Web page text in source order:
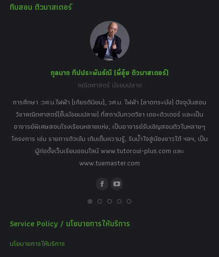
opensopensopensopens
window
ทีมสอน ติวมาสเตอร์
กุลนาถ ทีปประพันธ์ณี (พี่อุ๋ย ติวมาสเตอร์)
คณิตศาสตร์ มัธยมปลาย
การศึกษา :วศ.บ.ไฟฟ้า (เกียรตินิยม), วศ.ม. ไฟฟ้า (ลาดกระบัง) ปัจจุบันสอน
วิชาคณิตศาสตร์(ชั้นมัธยมปลาย) ที่สถาบันกวดวิชา เดอะติวเตอร์ และเป็น
อาจารย์พิเศษสอนโรงเรียนหลายแห่ง, เป็นอาจารย์รับเชิญสอนติวในหลายๆ
โครงการ เช่น รายการติวเข้ม เติมเต็มความรู้, รินน้ำใจสู่น้องชาวใต้ ฯลฯ, เป็น
ผู้ก่อตั้งเว็บเรียนออนไลน์ www.tutoroui-plus.com และ
www.tuemaster.com
FacebookYouTube
Service Policy / นโยบายการให้บริการ
นโยบายการให้บริการ